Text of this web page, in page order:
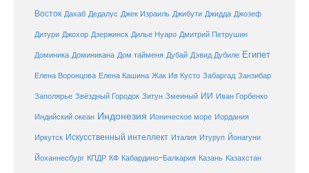
Восток Дахаб Дедалус Джек Израиль Джибути Джидда Джозеф
Дитури Джохор Дзержинск Дилье Нуаро Дмитрий Петрушин
Доминика Доминикана Дом тайменя Дубай Дэвид Дубиле Египет
Елена Воронцова Елена Кашина Жак Ив Кусто Забаргад Занзибар
Заполярье Звёздный Городок Зитун Змеиный ИИ Иван Горбенко
Индийский океан Индонезия Ионическое море Иордания
Иркутск Искусственный интеллект Италия Итуруп Йонагуни
Йоханнесбург КПДР КФ Кабардино-Балкария Казань Казахстан